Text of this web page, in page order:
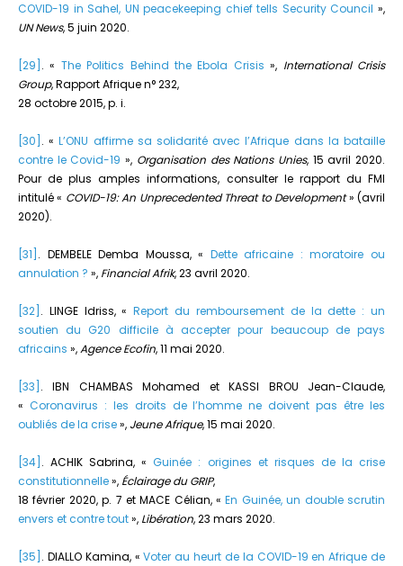
COVID-19 in Sahel, UN peacekeeping chief tells Security Council »,
UN News, 5 juin 2020.
[29] . « The Politics Behind the Ebola Crisis», International Crisis
Group, Rapport Afrique n° 232,
28 octobre 2015, p. i.
[30] . «L’ONU affirme sa solidarité avec l’Afrique dans la bataille
contre le Covid-19 », Organisation des Nations Unies, 15 avril 2020.
Pour de plus amples informations, consulter le rapport du FMI
intitulé « COVID-19: An Unprecedented Threat to Development» (avril
2020).
[31] . DEMBELE Demba Moussa, « Dette africaine : moratoire ou
annulation ? », Financial Afrik, 23 avril 2020.
[32] . LINGE Idriss, «Report du remboursement de la dette : un
soutien du G20 difficile à accepter pour beaucoup de pays
africains »,Agence Ecofin, 11 mai 2020.
[33] . IBN CHAMBAS Mohamed et KASSI BROU Jean-Claude,
« Coronavirus : les droits de l’homme ne doivent pas être les
oubliés de la crise», Jeune Afrique, 15 mai 2020.
[34] . ACHIK Sabrina, «Guinée : origines et risques de la crise
constitutionnelle», Éclairage du GRIP,
18 février 2020, p. 7 et MACE Célian, «En Guinée, un double scrutin
envers et contre tout», Libération, 23 mars 2020.
[35] . DIALLO Kamina, «Voter au heurt de la COVID-19 en Afrique de